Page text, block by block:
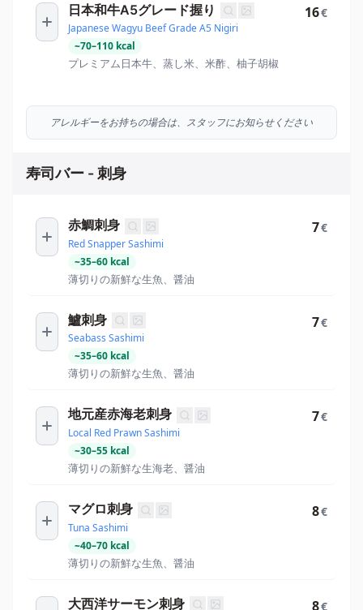
日本和牛A5グレード握り
Japanese Wagyu Beef Grade A5 Nigiri
~70–110 kcal
プレミアム日本牛、蒸し米、米酢、柚子胡椒
16€
アレルギーをお持ちの場合は、スタッフにお知らせください
寿司バー - 刺身
赤鯛刺身
Red Snapper Sashimi
~35–60 kcal
薄切りの新鮮な生魚、醤油
7€
鱸刺身
Seabass Sashimi
~35–60 kcal
薄切りの新鮮な生魚、醤油
7€
地元産赤海老刺身
Local Red Prawn Sashimi
~30–55 kcal
薄切りの新鮮な生海老、醤油
7€
マグロ刺身
Tuna Sashimi
~40–70 kcal
薄切りの新鮮な生魚、醤油
8€
大西洋サーモン刺身 8€